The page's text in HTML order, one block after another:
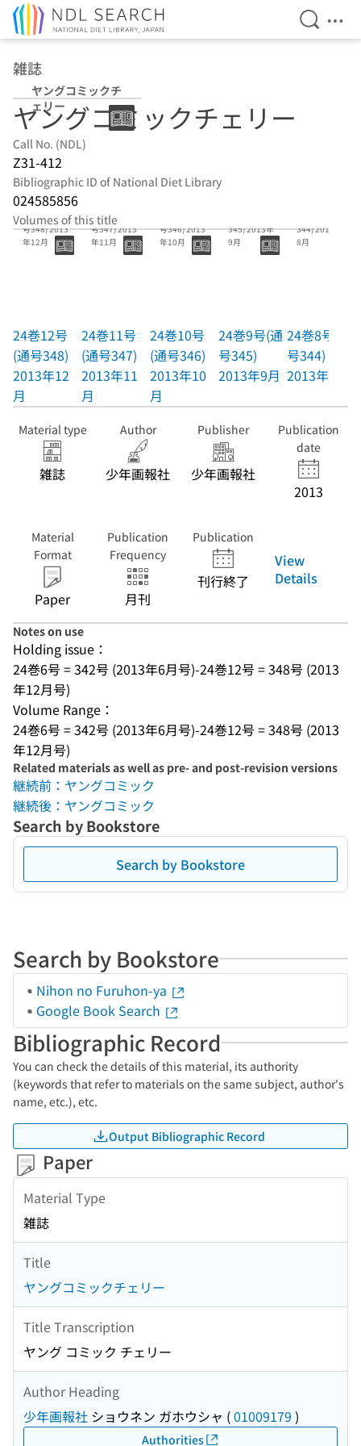
Open
雑誌
ヤングコミックチ
ェリー
ヤングコミックチェリー
Call No. (NDL)
Z31-412
Bibliographic ID of National Diet Library
024585856
Volumes of this title
24巻12号(通
号348) 2013
年12月
24巻12号
(通号348)
2013年12
月
24巻11号(通
号347) 2013
年11月
24巻11号
(通号347)
2013年11
月
号346) 2013
年10月
24巻10号
(通号346)
2013年10
月
345) 2013年
9月
24巻9号(通
号345)
2013年9月
344) 2013年
8月
24巻8号(通
号344)
2013年8月
Material type
雑誌
Author
少年画報社
Publisher
少年画報社
Publication
date
2013
Material
Format
Paper
Publication
Frequency
月刊
Publication
刊行終了
View
Details
Notes on use
Holding issue：
24巻6号 = 342号 (2013年6月号)-24巻12号 = 348号 (2013
年12月号)
Volume Range：
24巻6号 = 342号 (2013年6月号)-24巻12号 = 348号 (2013
年12月号)
Related materials as well as pre- and post-revision versions
継続前：ヤングコミック
継続後：ヤングコミック
Search by Bookstore
Search by Bookstore
Search by Bookstore
Nihon no Furuhon-ya
Google Book Search
Bibliographic Record
You can check the details of this material, its authority
(keywords that refer to materials on the same subject, author's
name, etc.), etc.
Output Bibliographic Record
Paper
Material Type
雑誌
Title
ヤングコミックチェリー
Title Transcription
ヤング コミック チェリー
Author Heading
少年画報社 ショウネン ガホウシャ (01009179 )
Authorities